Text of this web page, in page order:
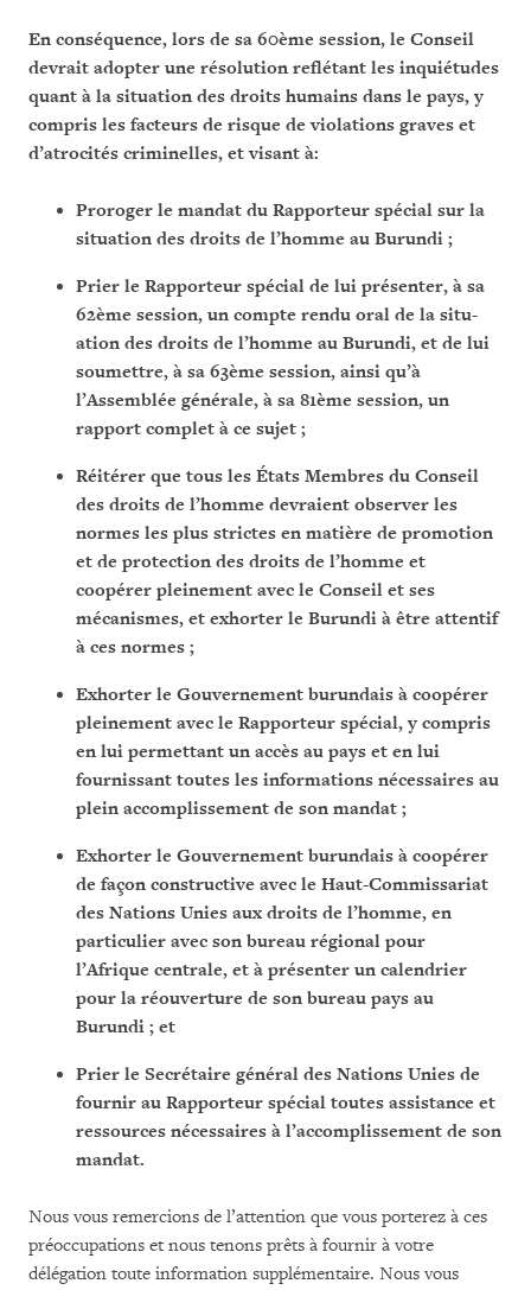
En conséquence, lors de sa 60ème session, le Conseil
devrait adopter une résolution reflétant les in­quiétudes
quant à la situation des droits humains dans le pays, y
compris les facteurs de risque de violations graves et
d’atrocités criminelles, et visant à:
Proroger le mandat du Rapporteur spécial sur la
situation des droits de l’homme au Bu­run­di ;
Prier le Rapporteur spécial de lui présenter, à sa
62ème session, un compte rendu oral de la si­tu­
ation des droits de l’homme au Burundi, et de lui
soumettre, à sa 63ème session, ainsi qu’à
l’Assemblée générale, à sa 81ème session, un
rapport complet à ce sujet ;
Réitérer que tous les États Membres du Conseil
des droits de l’homme devraient observer les
normes les plus strictes en matière de promotion
et de protection des droits de l’homme et
coopérer pleinement avec le Conseil et ses
mécanismes, et exhorter le Burundi à être attentif
à ces normes ;
Exhorter le Gouvernement burundais à coopérer
pleinement avec le Rapporteur spécial, y com­­pris
en lui permettant un accès au pays et en lui
fournissant toutes les informations néces­saires au
plein accomplissement de son mandat ;
Exhorter le Gouvernement burundais à coopérer
de façon constructive avec le Haut-Commis­sariat
des Nations Unies aux droits de l’homme, en
particulier avec son bureau régional pour
l’Afrique centrale, et à présenter un calendrier
pour la réouverture de son bureau pays au
Burundi ; et
Prier le Secrétaire général des Nations Unies de
fournir au Rapporteur spécial toutes assis­tance et
ressources nécessaires à l’accomplissement de son
mandat.
Nous vous remercions de l’attention que vous porterez à ces
préoccupations et nous tenons prêts à fournir à votre
délégation toute information supplémentaire. Nous vous